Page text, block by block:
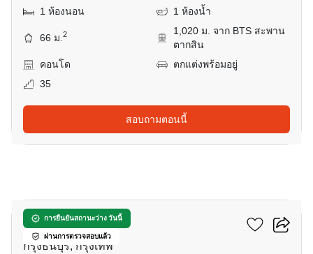
1 ห้องนอน 1 ห้องน้ำ
66 ม.2
1,020 ม. จาก BTS สะพาน
ตากสิน
คอนโด
ตกแต่งพร้อมอยู่
35
สอบถามตอนนี้
การยืนยันสถานะว่าง วันนี้
ผ่านการตรวจสอบแล้ว
วิลล่า สาทร
กรุงธนบุรี, กรุงเทพ